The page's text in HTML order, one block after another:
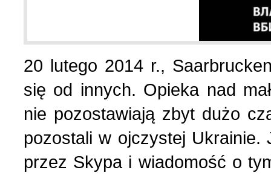
List do redakcji (7)
Literatura (2)
Losy Polaków
Losy rodzin polskich (3)
1 (156) 2024 r. (5)
4 (155) 2023 r. (1)
3 (154) 2023 r. (1)
2 (153) 2023 r. (1)
20 lutego 2014 r.,
się od innych. Opieka nad
nie pozostawiają zbyt dużo
pozostali w ojczystej
przez Skypa i wiadomość o